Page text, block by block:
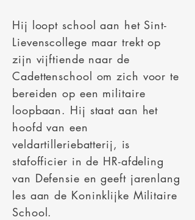
Hij loopt school aan het Sint-
Lievenscollege maar trekt op
zijn vijftiende naar de
Cadettenschool om zich voor te
bereiden op een militaire
loopbaan. Hij staat aan het
hoofd van een
veldartilleriebatterij, is
stafofficier in de HR-afdeling
van Defensie en geeft jarenlang
les aan de Koninklijke Militaire
School.